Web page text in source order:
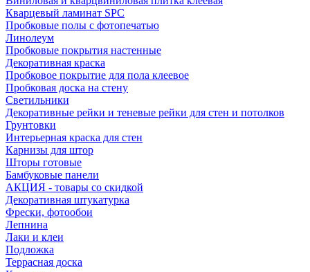
Кварцевый ламинат SPC
Пробковые полы с фотопечатью
Линолеум
Пробковые покрытия настенные
Декоративная краска
Пробковое покрытие для пола клеевое
Пробковая доска на стену
Светильники
Декоративные рейки и теневые рейки для стен и потолков
Грунтовки
Интерьерная краска для стен
Карнизы для штор
Шторы готовые
Бамбуковые панели
АКЦИЯ - товары со скидкой
Декоративная штукатурка
Фрески, фотообои
Лепнина
Лаки и клеи
Подложка
Террасная доска